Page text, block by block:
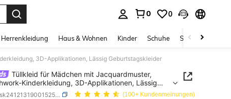
0 0
Herrenkleidung Haus & Wohnen Kinder Schuhe Schmuck &
3D-Applikationen, Lässig Geburtstagskleider
Tüllkleid für Mädchen mit Jacquardmuster,
Kinderkleidung, 3D-Applikationen, Lässig
SKU: sk2412131900152525 (100+ Kundenmeinungen)